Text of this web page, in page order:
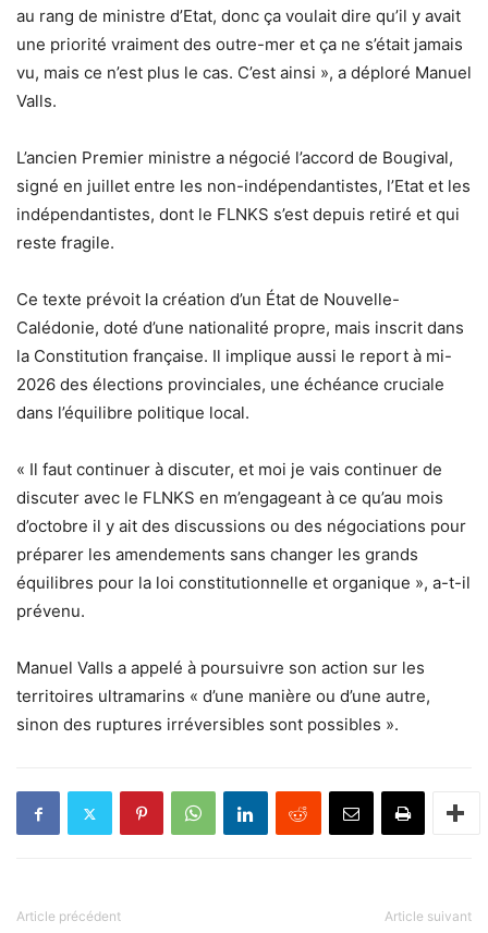
au rang de ministre d’Etat, donc ça voulait dire qu’il y avait
une priorité vraiment des outre-mer et ça ne s’était jamais
vu, mais ce n’est plus le cas. C’est ainsi », a déploré Manuel
Valls.
L’ancien Premier ministre a négocié l’accord de Bougival,
signé en juillet entre les non-indépendantistes, l’Etat et les
indépendantistes, dont le FLNKS s’est depuis retiré et qui
reste fragile.
Ce texte prévoit la création d’un État de Nouvelle-
Calédonie, doté d’une nationalité propre, mais inscrit dans
la Constitution française. Il implique aussi le report à mi-
2026 des élections provinciales, une échéance cruciale
dans l’équilibre politique local.
« Il faut continuer à discuter, et moi je vais continuer de
discuter avec le FLNKS en m’engageant à ce qu’au mois
d’octobre il y ait des discussions ou des négociations pour
préparer les amendements sans changer les grands
équilibres pour la loi constitutionnelle et organique », a-t-il
prévenu.
Manuel Valls a appelé à poursuivre son action sur les
territoires ultramarins « d’une manière ou d’une autre,
sinon des ruptures irréversibles sont possibles ».
Article précédent Article suivant